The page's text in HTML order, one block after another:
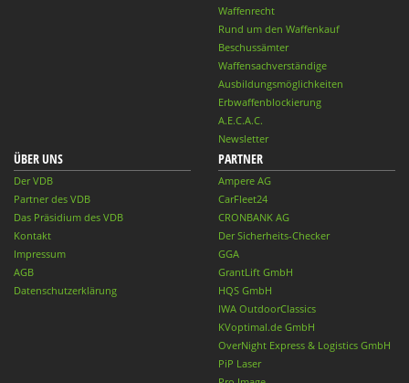
Waffenrecht
Rund um den Waffenkauf
Beschussämter
Waffensachverständige
Ausbildungsmöglichkeiten
Erbwaffenblockierung
A.E.C.A.C.
Newsletter
ÜBER UNS
Der VDB
Partner des VDB
Das Präsidium des VDB
Kontakt
Impressum
AGB
Datenschutzerklärung
PARTNER
Ampere AG
CarFleet24
CRONBANK AG
Der Sicherheits-Checker
GGA
GrantLift GmbH
HQS GmbH
IWA OutdoorClassics
KVoptimal.de GmbH
OverNight Express & Logistics GmbH
PiP Laser